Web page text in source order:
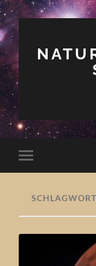
Mobile-
Menü